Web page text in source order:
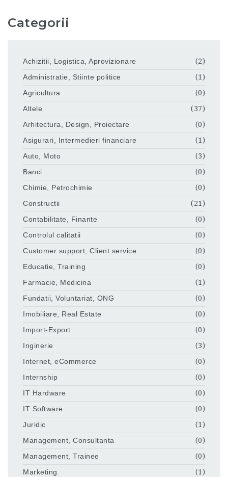
Categorii
Achizitii, Logistica, Aprovizionare
(2)
Administratie, Stiinte politice
(1)
Agricultura
(0)
Altele
(37)
Arhitectura, Design, Proiectare
(0)
Asigurari, Intermedieri financiare
(1)
Auto, Moto
(3)
Banci
(0)
Chimie, Petrochimie
(0)
Constructii
(21)
Contabilitate, Finante
(0)
Controlul calitatii
(0)
Customer support, Client service
(0)
Educatie, Training
(0)
Farmacie, Medicina
(1)
Fundatii, Voluntariat, ONG
(0)
Imobiliare, Real Estate
(0)
Import-Export
(0)
Inginerie
(3)
Internet, eCommerce
(0)
Internship
(0)
IT Hardware
(0)
IT Software
(0)
Juridic
(1)
Management, Consultanta
(0)
Management, Trainee
(0)
Marketing
(1)